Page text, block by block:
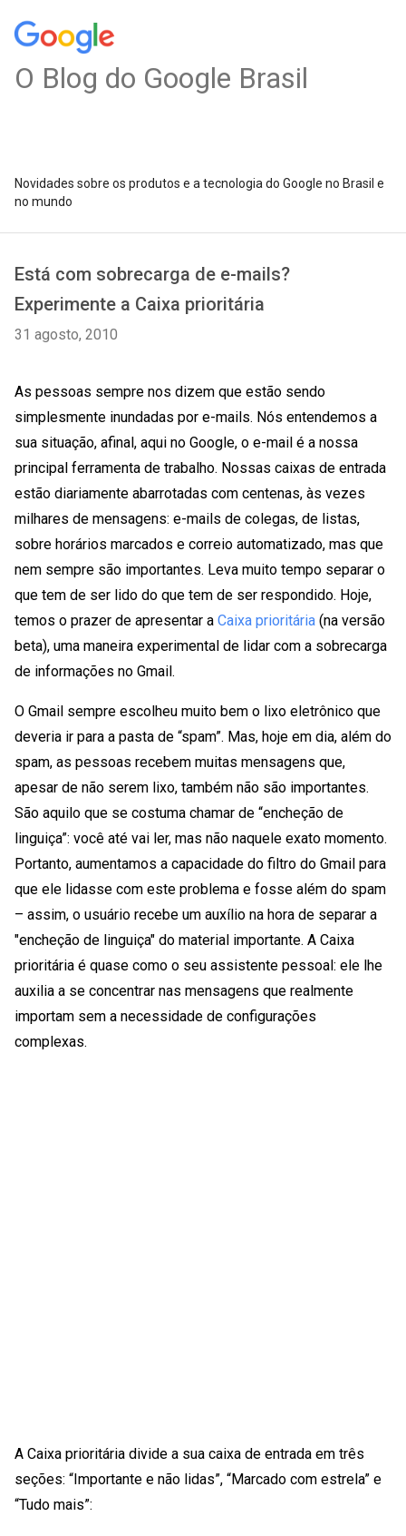
O Blog do Google Brasil
Novidades sobre os produtos e a tecnologia do Google no Brasil e
no mundo
Está com sobrecarga de e-mails?
Experimente a Caixa prioritária
31 agosto, 2010
As pessoas sempre nos dizem que estão sendo
simplesmente inundadas por e-mails. Nós entendemos a
sua situação, afinal, aqui no Google, o e-mail é a nossa
principal ferramenta de trabalho. Nossas caixas de entrada
estão diariamente abarrotadas com centenas, às vezes
milhares de mensagens: e-mails de colegas, de listas,
sobre horários marcados e correio automatizado, mas que
nem sempre são importantes. Leva muito tempo separar o
que tem de ser lido do que tem de ser respondido. Hoje,
temos o prazer de apresentar a Caixa prioritária (na versão
beta), uma maneira experimental de lidar com a sobrecarga
de informações no Gmail.
O Gmail sempre escolheu muito bem o lixo eletrônico que
deveria ir para a pasta de “spam”. Mas, hoje em dia, além do
spam, as pessoas recebem muitas mensagens que,
apesar de não serem lixo, também não são importantes.
São aquilo que se costuma chamar de “encheção de
linguiça”: você até vai ler, mas não naquele exato momento.
Portanto, aumentamos a capacidade do filtro do Gmail para
que ele lidasse com este problema e fosse além do spam
– assim, o usuário recebe um auxílio na hora de separar a
"encheção de linguiça" do material importante. A Caixa
prioritária é quase como o seu assistente pessoal: ele lhe
auxilia a se concentrar nas mensagens que realmente
importam sem a necessidade de configurações
complexas.
A Caixa prioritária divide a sua caixa de entrada em três
seções: “Importante e não lidas”, “Marcado com estrela” e
“Tudo mais”: